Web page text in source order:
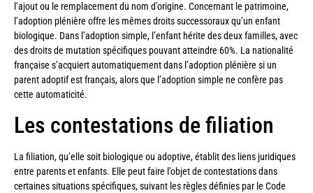
l’ajout ou le remplacement du nom d’origine. Concernant le patrimoine,
l’adoption plénière offre les mêmes droits successoraux qu’un enfant
biologique. Dans l’adoption simple, l’enfant hérite des deux familles, avec
des droits de mutation spécifiques pouvant atteindre 60%. La nationalité
française s’acquiert automatiquement dans l’adoption plénière si un
parent adoptif est français, alors que l’adoption simple ne confère pas
cette automaticité.
Les contestations de filiation
La filiation, qu’elle soit biologique ou adoptive, établit des liens juridiques
entre parents et enfants. Elle peut faire l’objet de contestations dans
certaines situations spécifiques, suivant les règles définies par le Code